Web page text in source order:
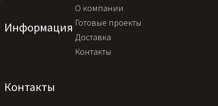
Информация
О компании
Готовые проекты
Доставка
Контакты
Контакты